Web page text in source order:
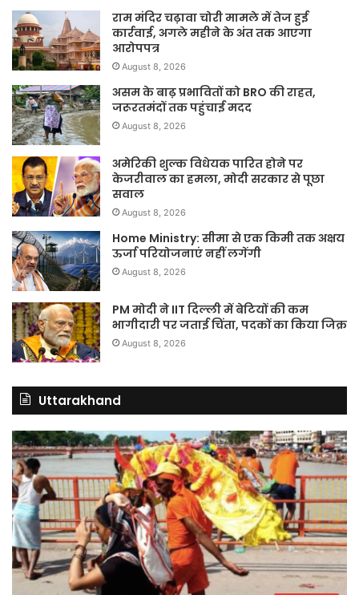
राम मंदिर चढ़ावा चोरी मामले में तेज हुई
कार्रवाई, अगले महीने के अंत तक आएगा
आरोपपत्र
August 8, 2026
असम के बाढ़ प्रभावितों को BRO की राहत,
जरूरतमंदों तक पहुंचाई मदद
August 8, 2026
अमेरिकी शुल्क विधेयक पारित होने पर
केजरीवाल का हमला, मोदी सरकार से पूछा
सवाल
August 8, 2026
Home Ministry: सीमा से एक किमी तक अक्षय
ऊर्जा परियोजनाएं नहीं लगेंगी
August 8, 2026
PM मोदी ने IIT दिल्ली में बेटियों की कम
भागीदारी पर जताई चिंता, पदकों का किया जिक्र
August 8, 2026
Uttarakhand